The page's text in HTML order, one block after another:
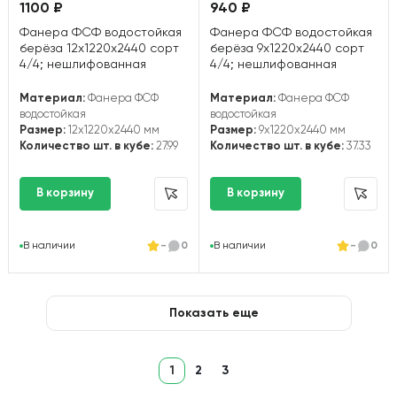
1100 ₽
Фанера ФСФ водостойкая
берёза 12х1220х2440 сорт
4/4; нешлифованная
Материал: Фанера ФСФ
водостойкая
Размер: 12x1220x2440 мм
Количество шт. в кубе: 27.99
В наличии - 0
940 ₽
Фанера ФСФ водостойкая
берёза 9х1220х2440 сорт
4/4; нешлифованная
Материал:Фанера ФСФ
водостойкая
Размер:9x1220x2440 мм
Количество шт. в кубе:37.33
В наличии - 0
Показать еще
1 2 3